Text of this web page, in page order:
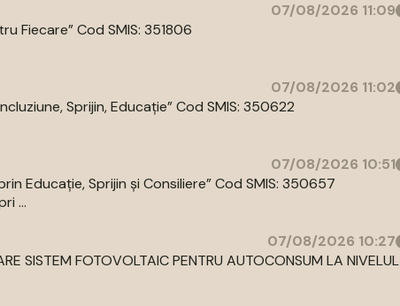
07/08/2026 11:09
Fiecare” Cod SMIS: 351806
07/08/2026 11:02
Sprijin, Educație” Cod SMIS: 350622
07/08/2026 10:51
Educație, Sprijin și Consiliere” Cod SMIS: 350657
...
07/08/2026 10:27
FOTOVOLTAIC PENTRU AUTOCONSUM LA NIVELUL